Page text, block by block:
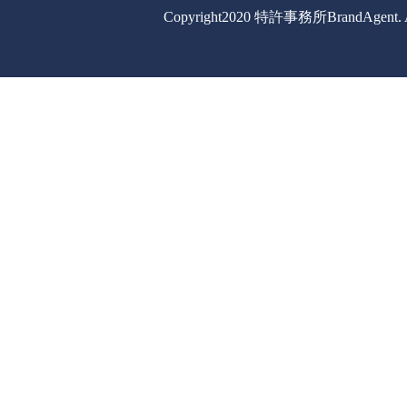
Copyright2020 特許事務所BrandAgent.